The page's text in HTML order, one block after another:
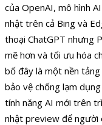
của OpenAI, mô hình
nhật trên cả Bing và
thoại ChatGPT nhưng
mẽ hơn và tối ưu hóa
bố đây là một nền
bảo vệ chống lạm
tính năng AI mới trên
nhật preview để người